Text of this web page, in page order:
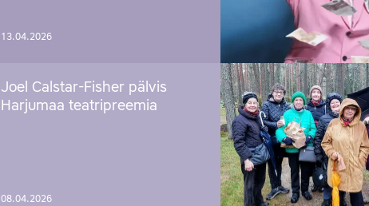
13.04.2026
Joel Calstar-Fisher pälvis
Harjumaa teatripreemia
08.04.2026